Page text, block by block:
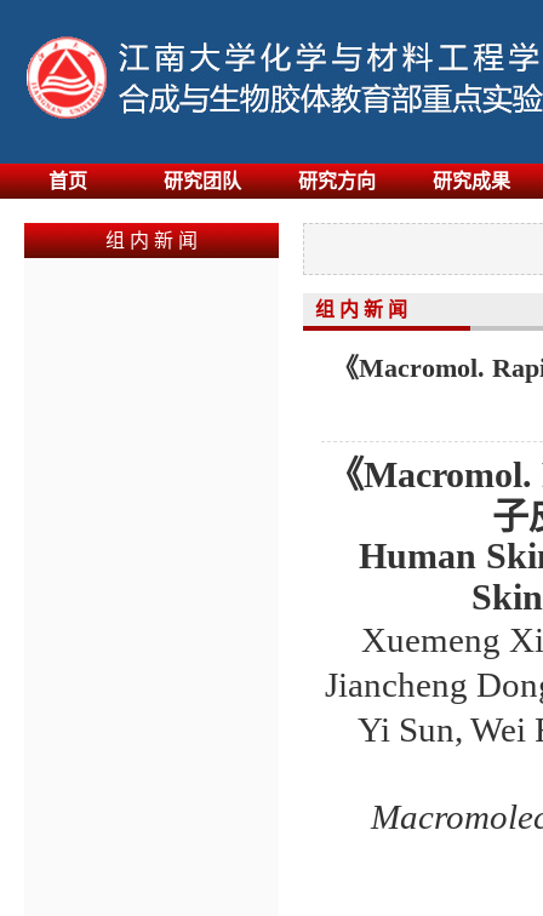
首页 研究团队 研究方向 研究成果
组 内 新 闻
组 内 新 闻
《Macromol.
《Macromol.
子
Human
Xuemeng
Jiancheng
Yi Sun, Wei